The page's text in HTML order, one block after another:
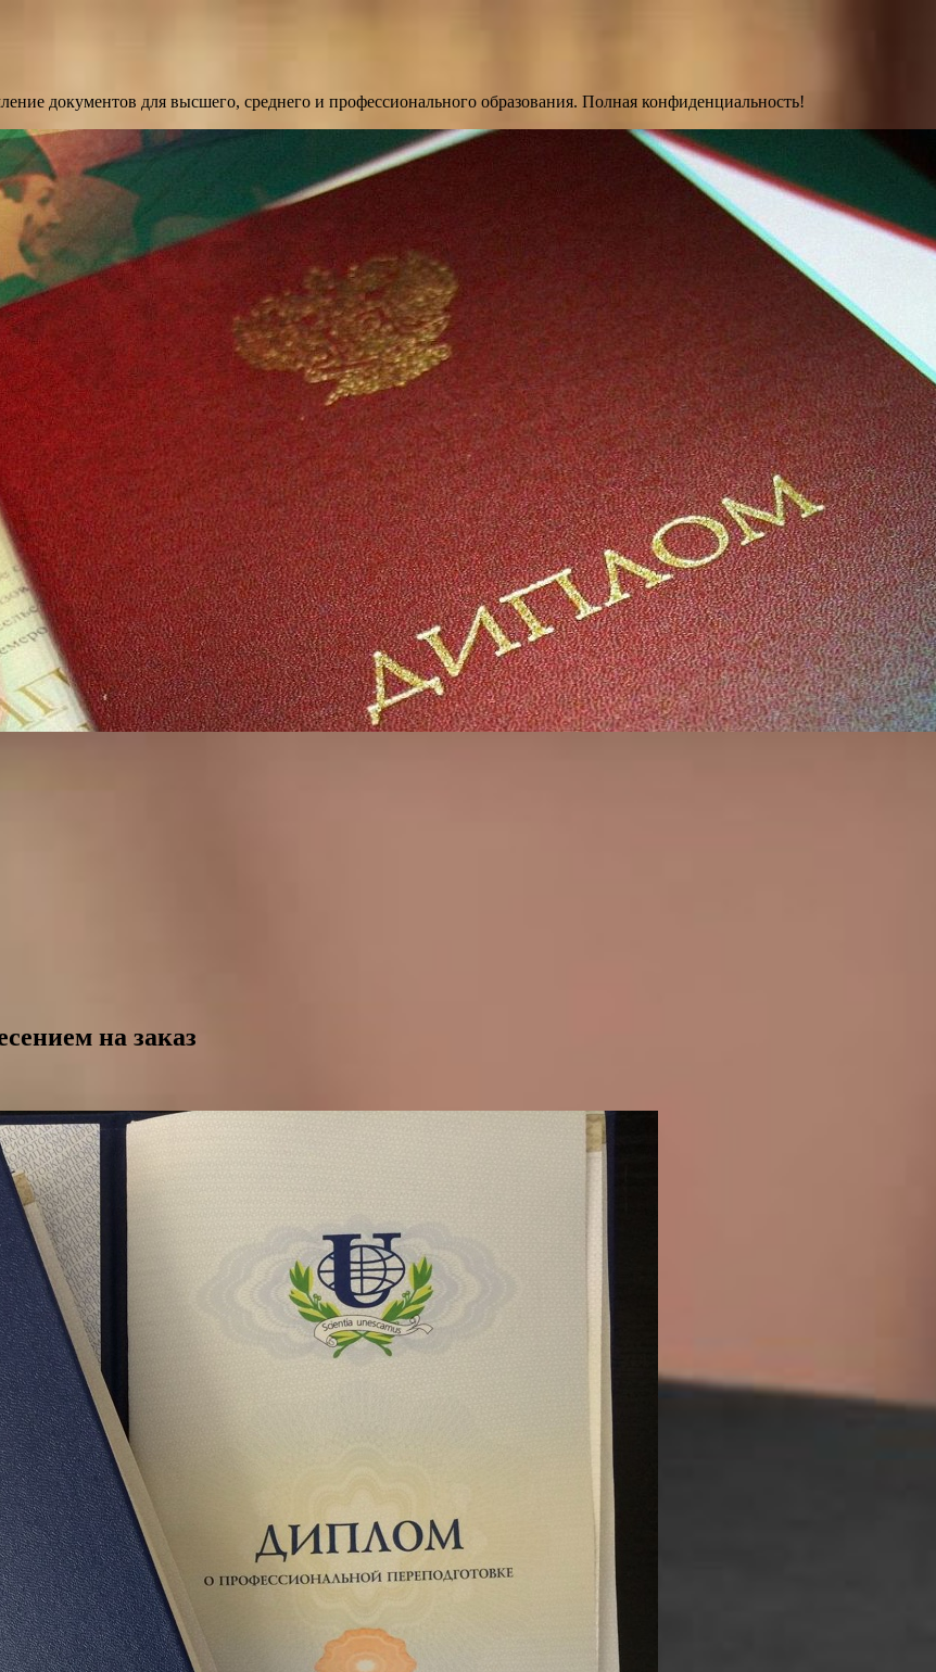
документов для высшего, среднего и профессионального образования. Полная конфиденциальность!
на заказ